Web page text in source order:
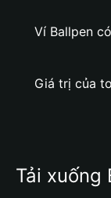
Ví Ballpen
Giá trị của
Tải xuống